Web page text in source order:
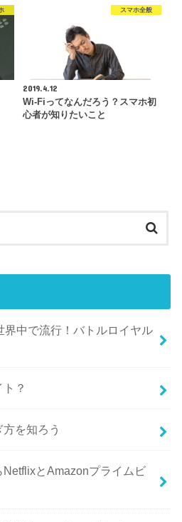
スマホ全般
2019.4.12
Wi-Fiってなんだろう？スマホ初
心者が知りたいこと
界中で流行！バトルロイヤル
？
を知ろう
とAmazonプライムビ